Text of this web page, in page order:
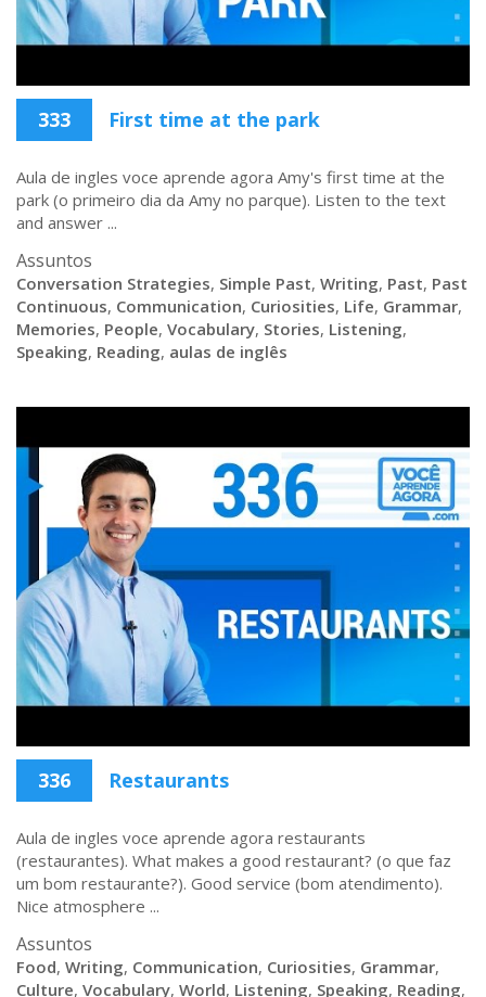
333 First time at the park
Aula de ingles voce aprende agora Amy's first time at the
park (o primeiro dia da Amy no parque). Listen to the text
and answer ...
Assuntos
Conversation Strategies, Simple Past, Writing, Past, Past
Continuous, Communication, Curiosities, Life, Grammar,
Memories, People, Vocabulary, Stories, Listening,
Speaking, Reading, aulas de inglês
336 Restaurants
Aula de ingles voce aprende agora restaurants
(restaurantes). What makes a good restaurant? (o que faz
um bom restaurante?). Good service (bom atendimento).
Nice atmosphere ...
Assuntos
Food, Writing, Communication, Curiosities, Grammar,
Culture, Vocabulary, World, Listening, Speaking, Reading,